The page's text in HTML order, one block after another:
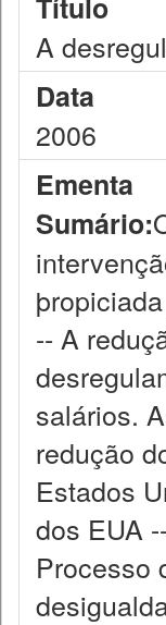
A
Data
2006
Ementa
Sumário:
-- A
salários.
redução
Estados
dos EUA
Processo